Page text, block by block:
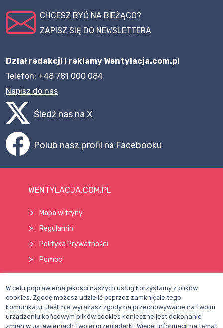
CHCESZ BYĆ NA BIEŻĄCO?
ZAPISZ SIĘ DO NEWSLETTERA
Dział redakcji i reklamy Wentylacja.com.pl
Telefon: +48 781 000 084
Napisz do nas
Śledź nas na X
Polub nasz profil na Facebooku
WENTYLACJA.COM.PL
Mapa witryny
Regulamin
Polityka Prywatności
Pomoc
Wszelkie prawa zastrzeżone © 1998–2026
W celu poprawienia jakości naszych usług korzystamy z plików
cookies. Zgodę możesz udzielić poprzez zamknięcie tego
komunikatu. Jeśli nie wyrażasz zgody na przechowywanie na Twoim
urządzeniu końcowym plików cookies konieczne jest dokonanie
zmian w ustawieniach Twojej przeglądarki. Więcej informacji na temat